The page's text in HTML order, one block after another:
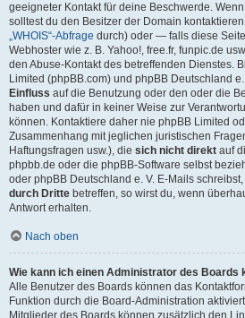
geeigneter Kontakt für deine Beschwerde.
solltest du den Besitzer der Domain
„WHOIS“-Abfrage durch) oder — falls diese
Webhoster wie z. B. Yahoo!, free.fr, funpic.de
den Abuse-Kontakt des betreffenden Dienstes.
Limited (phpBB.com) und phpBB Deutschland
Einfluss auf die Benutzung oder den oder die
haben und dafür in keiner Weise zur
können. Kontaktiere daher nie phpBB Limited
Zusammenhang mit jeglichen juristischen
Haftungsfragen usw.), die sich nicht direkt auf
phpbb.de oder die phpBB-Software selbst
oder phpBB Deutschland e. V. E-Mails
durch Dritte betreffen, so wirst du, wenn
Antwort erhalten.
Nach oben
Wie kann ich einen Administrator des Boards
Alle Benutzer des Boards können das
Funktion durch die Board-Administration
Mitglieder des Boards können zusätzlich den